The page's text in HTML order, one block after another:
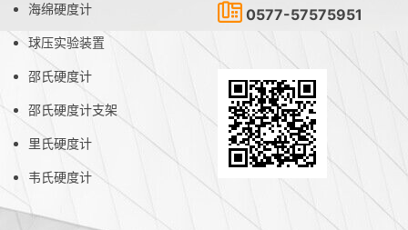
海绵硬度计
球压实验装置
邵氏硬度计
邵氏硬度计支架
里氏硬度计
韦氏硬度计
0577-57575951